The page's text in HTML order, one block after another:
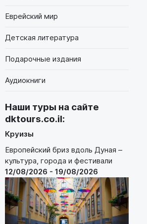
Еврейский мир
Детская литература
Подарочные издания
Аудиокниги
Наши туры на сайте
dktours.co.il:
Круизы
Европейский бриз вдоль Дуная –
культура, города и фестивали
12/08/2026 - 19/08/2026